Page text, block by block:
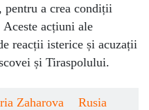
a crea condiții
acțiuni ale
reacții isterice și acuzații
și Tiraspolului.
Zaharova
Rusia